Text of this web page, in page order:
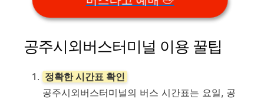
공주시외버스터미널 이용 꿀팁
정확한 시간표 확인
공주시외버스터미널의 버스 시간표는 요일, 공